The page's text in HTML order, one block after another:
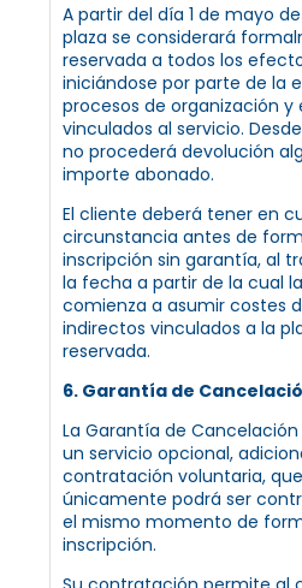
A partir del día 1 de mayo
plaza se considerará
reservada a todos los
iniciándose por parte de la
procesos de organización y
vinculados al servicio.
no procederá devolución
importe abonado.
El cliente deberá tener en
circunstancia antes de
inscripción sin garantía, al
la fecha a partir de la cual
comienza a asumir costes
indirectos vinculados a la
reservada.
6. Garantía de
La Garantía de Cancelación
un servicio opcional,
contratación voluntaria, que
únicamente podrá ser
el mismo momento de
inscripción.